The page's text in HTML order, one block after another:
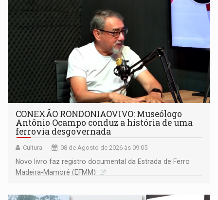
CONEXÃO RONDONIAOVIVO: Museólogo
Antônio Ocampo conduz a história de uma
ferrovia desgovernada
Cultura 08 de Agosto de 2026 às 09:05
Novo livro faz registro documental da Estrada de Ferro
Madeira-Mamoré (EFMM)